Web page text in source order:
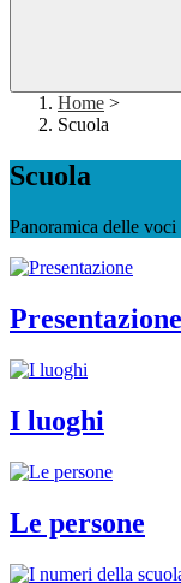
Home >
Scuola
Scuola
Panoramica delle voci
Presentazione
I luoghi
Le persone